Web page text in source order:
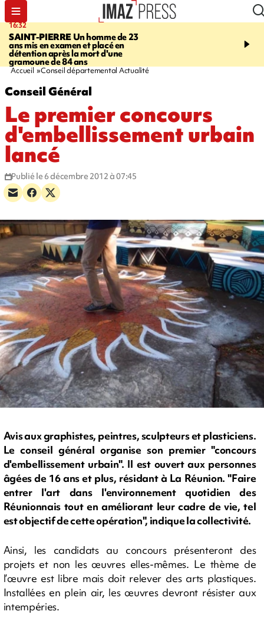
16:32
SAINT-PIERREUn homme de 23
ans mis en examen et placé en
détention après la mort d'une
gramoune de 84 ans
21:08
et Turquie scellent un
Accueil Conseil départemental Actualité
Conseil Général
Le premier concours
d'embellissement urbain
lancé
Publié le 6 décembre 2012 à 07:45
Avis aux graphistes, peintres, sculpteurs et plasticiens.
Le conseil général organise son premier "concours
d'embellissement urbain". Il est ouvert aux personnes
âgées de 16 ans et plus, résidant à La Réunion. "Faire
entrer l'art dans l'environnement quotidien des
Réunionnais tout en améliorant leur cadre de vie, tel
est objectif de cette opération", indique la collectivité.
Ainsi, les candidats au concours présenteront des
projets et non les œuvres elles-mêmes. Le thème de
l’œuvre est libre mais doit relever des arts plastiques.
Installées en plein air, les œuvres devront résister aux
intempéries.